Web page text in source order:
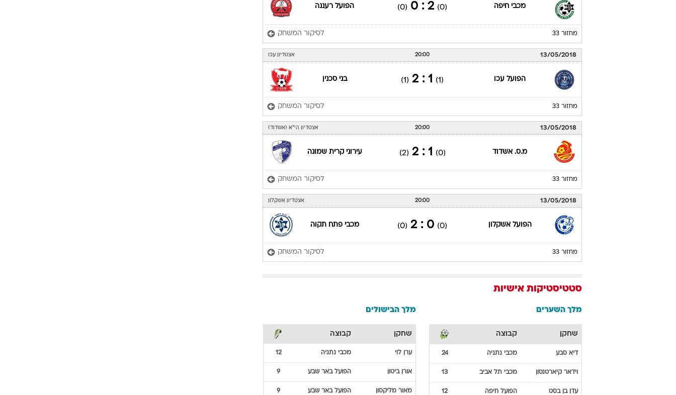
מכבי חיפה (0)
2 : 0
(0) הפועל רעננה
מחזור 33 לסיקור המשחק
13/05/2018
20:00 אצטדיון עכו
הפועל עכו (1)
1 : 2
(1) בני סכנין
מחזור 33 לסיקור המשחק
13/05/2018
20:00 אצטדיון הי"א (אשדוד)
מ.ס. אשדוד (0)
1 : 2
(2) עירוני קרית שמונה
מחזור 33 לסיקור המשחק
13/05/2018
20:00 אצטדיון אשקלון
הפועל אשקלון (0)
0 : 2
(0) מכבי פתח תקוה
מחזור 33 לסיקור המשחק
סטטיסטיקות אישיות
מלך השערים
שחקן קבוצה
דיא סבע מכבי נתניה 24
וידאר קיארטנסון מכבי תל אביב 13
עדן בן בסט הפועל חיפה 12
מלך הבישולים
שחקן קבוצה
ערן לוי מכבי נתניה 12
אורן ביטון הפועל באר שבע 9
מאור מליקסון הפועל באר שבע 9